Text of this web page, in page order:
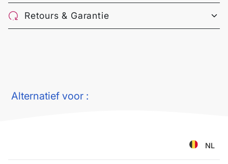
Retours & Garantie
Alternatief voor :
NL